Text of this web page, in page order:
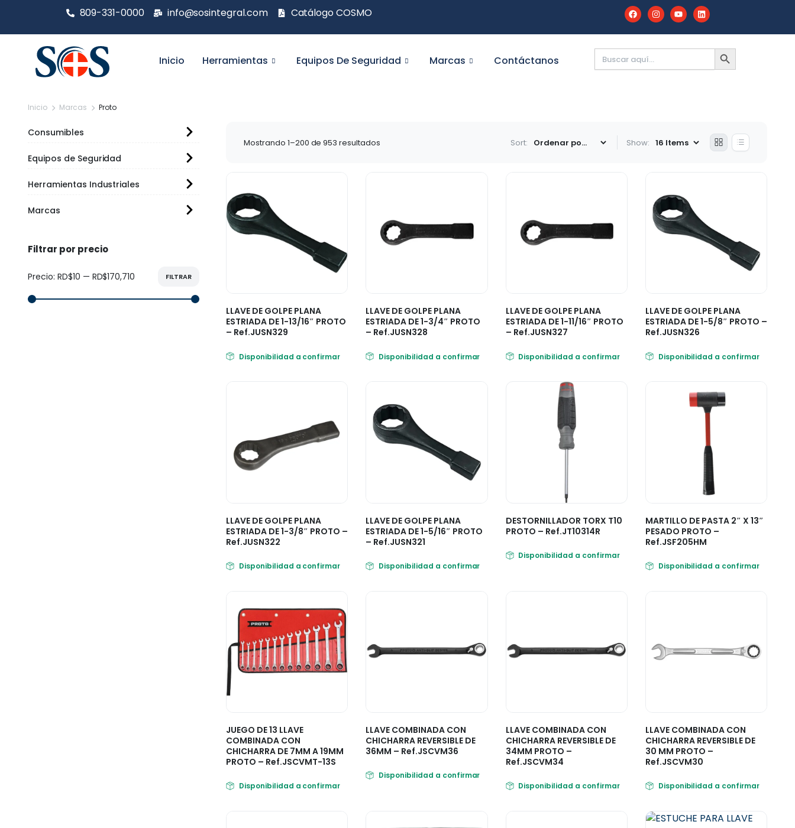
809-331-0000 info@sosintegral.com Catálogo COSMO
Inicio Herramientas Equipos De Seguridad Marcas Contáctanos
Buscar: BOTÓN
DE
BÚSQUEDA
Inicio Marcas Proto
Mostrando 1–200 de 953 resultados Sort: Show:
LLAVE DE GOLPE PLANA
ESTRIADA DE 1-13/16″ PROTO
– Ref.JUSN329
Disponibilidad a confirmar
LLAVE DE GOLPE PLANA
ESTRIADA DE 1-3/4″ PROTO
– Ref.JUSN328
Disponibilidad a confirmar
LLAVE DE GOLPE PLANA
ESTRIADA DE 1-11/16″ PROTO
– Ref.JUSN327
Disponibilidad a confirmar
LLAVE DE GOLPE PLANA
ESTRIADA DE 1-5/8″ PROTO –
Ref.JUSN326
Disponibilidad a confirmar
LLAVE DE GOLPE PLANA
ESTRIADA DE 1-3/8″ PROTO –
Ref.JUSN322
Disponibilidad a confirmar
LLAVE DE GOLPE PLANA
ESTRIADA DE 1-5/16″ PROTO
– Ref.JUSN321
Disponibilidad a confirmar
DESTORNILLADOR TORX T10
PROTO – Ref.JT10314R
Disponibilidad a confirmar
MARTILLO DE PASTA 2″ X 13″
PESADO PROTO –
Ref.JSF205HM
Disponibilidad a confirmar
JUEGO DE 13 LLAVE
COMBINADA CON
CHICHARRA DE 7MM A 19MM
PROTO – Ref.JSCVMT-13S
Disponibilidad a confirmar
LLAVE COMBINADA CON
CHICHARRA REVERSIBLE DE
36MM – Ref.JSCVM36
Disponibilidad a confirmar
LLAVE COMBINADA CON
CHICHARRA REVERSIBLE DE
34MM PROTO –
Ref.JSCVM34
Disponibilidad a confirmar
LLAVE COMBINADA CON
CHICHARRA REVERSIBLE DE
30 MM PROTO –
Ref.JSCVM30
Disponibilidad a confirmar
Consumibles
Equipos de Seguridad
Herramientas Industriales
Marcas
Filtrar por precio
FILTRAR
Precio: RD$10 — RD$170,710